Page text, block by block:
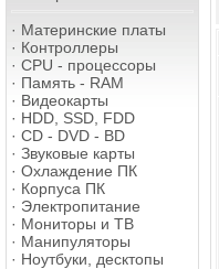
· Материнские платы
· Контроллеры
· CPU - процессоры
· Память - RAM
· Видеокарты
· HDD, SSD, FDD
· CD - DVD - BD
· Звуковые карты
· Охлаждение ПК
· Корпуса ПК
· Электропитание
· Мониторы и ТВ
· Манипуляторы
· Ноутбуки, десктопы